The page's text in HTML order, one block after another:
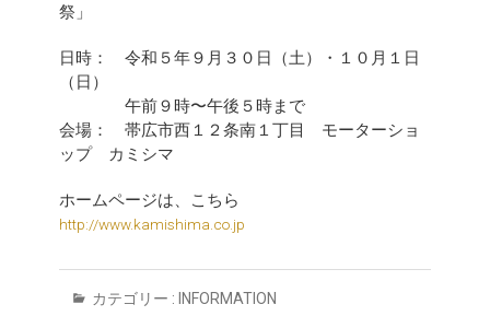
祭」
日時： 令和５年９月３０日（土）・１０月１日
（日）
午前９時〜午後５時まで
会場： 帯広市西１２条南１丁目 モーターショ
ップ カミシマ
ホームページは、こちら
http://www.kamishima.co.jp
カテゴリー : INFORMATION